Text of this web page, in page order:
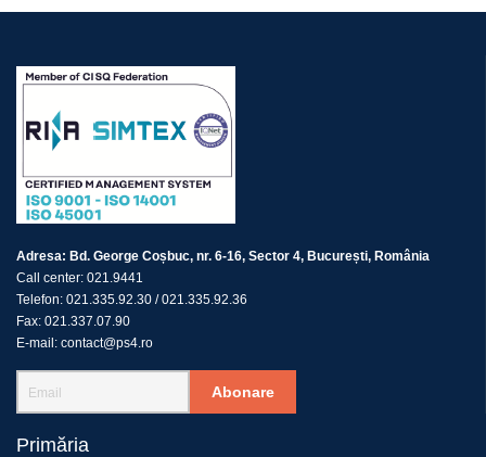
Adresa: Bd. George Coșbuc, nr. 6-16, Sector 4, București, România
Call center: 021.9441
Telefon: 021.335.92.30 /021.335.92.36
Fax: 021.337.07.90
E-mail: contact@ps4.ro
Abonare
Primăria